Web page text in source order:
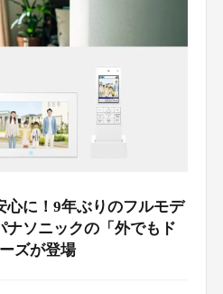
心に！9年ぶりのフルモデ
ナソニックの「外でもド
ズが登場